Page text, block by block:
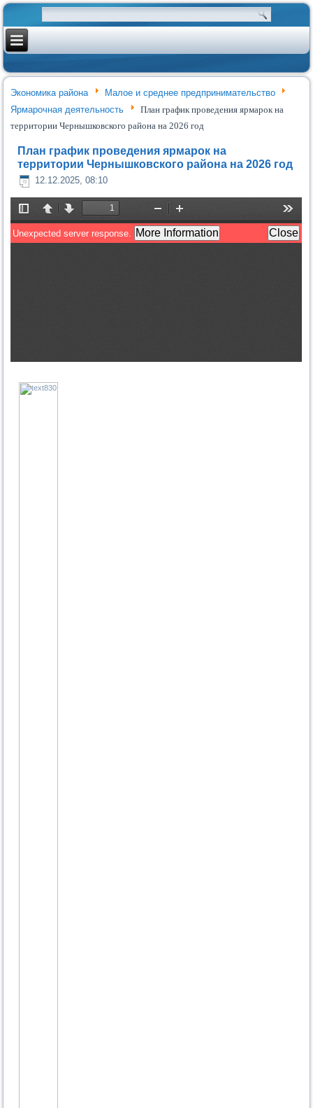
Экономика района
Малое и среднее предпринимательство
Ярмарочная деятельность
План график проведения ярмарок на
территории Чернышковского района на 2026 год
План график проведения ярмарок на
территории Чернышковского района на 2026 год
12.12.2025, 08:10